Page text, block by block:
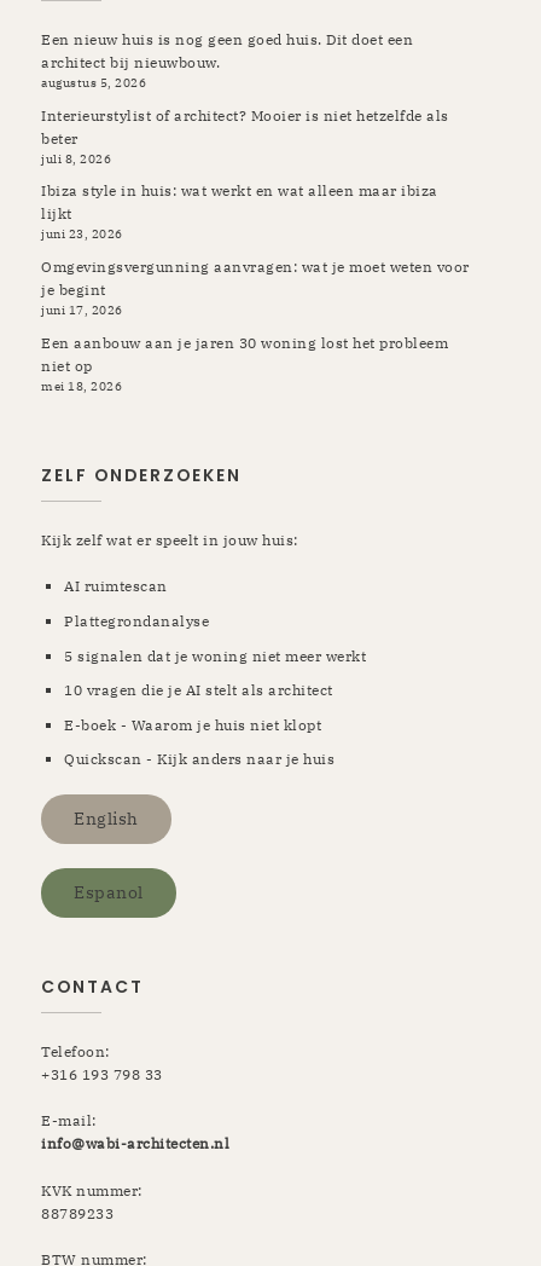
Een nieuw huis is nog geen goed huis. Dit doet een
architect bij nieuwbouw.
augustus 5, 2026
Interieurstylist of architect? Mooier is niet hetzelfde als
beter
juli 8, 2026
Ibiza style in huis: wat werkt en wat alleen maar ibiza
lijkt
juni 23, 2026
Omgevingsvergunning aanvragen: wat je moet weten voor
je begint
juni 17, 2026
Een aanbouw aan je jaren 30 woning lost het probleem
niet op
mei 18, 2026
ZELF ONDERZOEKEN
Kijk zelf wat er speelt in jouw huis:
AI ruimtescan
Plattegrondanalyse
5 signalen dat je woning niet meer werkt
10 vragen die je AI stelt als architect
E-boek - Waarom je huis niet klopt
Quickscan - Kijk anders naar je huis
English
Espanol
CONTACT
Telefoon:
+316 193 798 33
E-mail:
info@wabi-architecten.nl
KVK nummer:
88789233
BTW nummer: